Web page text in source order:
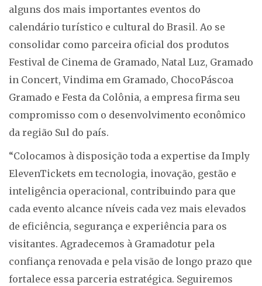
alguns dos mais importantes eventos do
calendário turístico e cultural do Brasil. Ao se
consolidar como parceira oficial dos produtos
Festival de Cinema de Gramado, Natal Luz, Gramado
in Concert, Vindima em Gramado, ChocoPáscoa
Gramado e Festa da Colônia, a empresa firma seu
compromisso com o desenvolvimento econômico
da região Sul do país.
“Colocamos à disposição toda a expertise da Imply
ElevenTickets em tecnologia, inovação, gestão e
inteligência operacional, contribuindo para que
cada evento alcance níveis cada vez mais elevados
de eficiência, segurança e experiência para os
visitantes. Agradecemos à Gramadotur pela
confiança renovada e pela visão de longo prazo que
fortalece essa parceria estratégica. Seguiremos